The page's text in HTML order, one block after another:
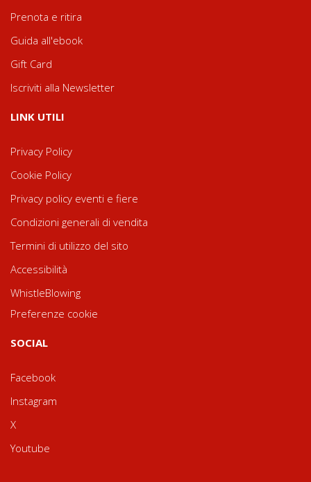
Prenota e ritira
Guida all'ebook
Gift Card
Iscriviti alla Newsletter
LINK UTILI
Privacy Policy
Cookie Policy
Privacy policy eventi e fiere
Condizioni generali di vendita
Termini di utilizzo del sito
Accessibilità
WhistleBlowing
Preferenze cookie
SOCIAL
Facebook
Instagram
X
Youtube